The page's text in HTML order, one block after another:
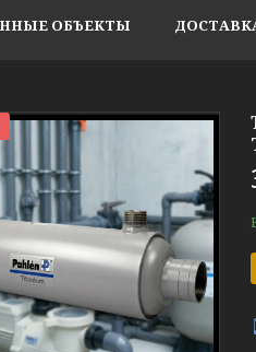
ОБЪЕКТЫ